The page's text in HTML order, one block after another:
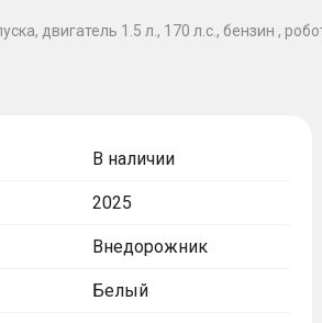
двигатель 1.5 л., 170 л.с., бензин ,
В наличии
2025
Внедорожник
Белый